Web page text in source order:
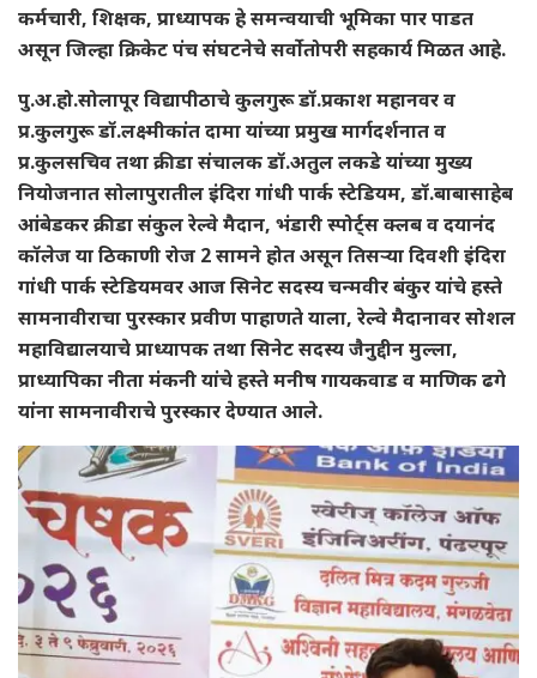
कर्मचारी, शिक्षक, प्राध्यापक हे समन्वयाची भूमिका पार पाडत
असून जिल्हा क्रिकेट पंच संघटनेचे सर्वोतोपरी सहकार्य मिळत आहे.
पु.अ.हो.सोलापूर विद्यापीठाचे कुलगुरू डॉ.प्रकाश महानवर व
प्र.कुलगुरू डॉ.लक्ष्मीकांत दामा यांच्या प्रमुख मार्गदर्शनात व
प्र.कुलसचिव तथा क्रीडा संचालक डॉ.अतुल लकडे यांच्या मुख्य
नियोजनात सोलापुरातील इंदिरा गांधी पार्क स्टेडियम, डॉ.बाबासाहेब
आंबेडकर क्रीडा संकुल रेल्वे मैदान, भंडारी स्पोर्ट्स क्लब व दयानंद
कॉलेज या ठिकाणी रोज 2 सामने होत असून तिसऱ्या दिवशी इंदिरा
गांधी पार्क स्टेडियमवर आज सिनेट सदस्य चन्मवीर बंकुर यांचे हस्ते
सामनावीराचा पुरस्कार प्रवीण पाहाणते याला, रेल्वे मैदानावर सोशल
महाविद्यालयाचे प्राध्यापक तथा सिनेट सदस्य जैनुद्दीन मुल्ला,
प्राध्यापिका नीता मंकनी यांचे हस्ते मनीष गायकवाड व माणिक ढगे
यांना सामनावीराचे पुरस्कार देण्यात आले.